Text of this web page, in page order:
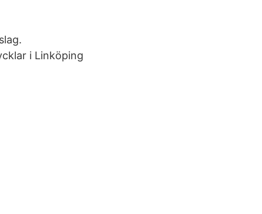
i Linköping